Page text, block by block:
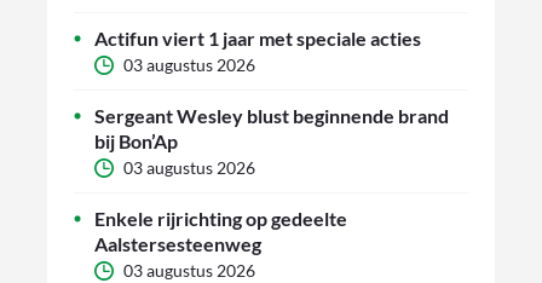
Actifun viert 1 jaar met speciale acties
03 augustus 2026
Sergeant Wesley blust beginnende brand
bij Bon’Ap
03 augustus 2026
Enkele rijrichting op gedeelte
Aalstersesteenweg
03 augustus 2026